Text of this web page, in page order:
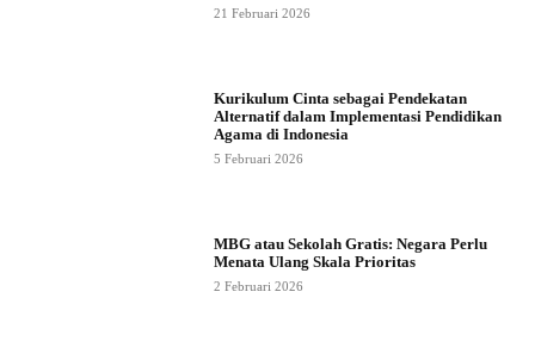
21 Februari 2026
Kurikulum Cinta sebagai Pendekatan
Alternatif dalam Implementasi Pendidikan
Agama di Indonesia
5 Februari 2026
MBG atau Sekolah Gratis: Negara Perlu
Menata Ulang Skala Prioritas
2 Februari 2026